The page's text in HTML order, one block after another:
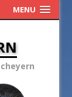
MENU